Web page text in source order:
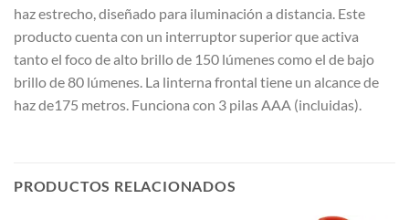
haz estrecho, diseñado para iluminación a distancia. Este
producto cuenta con un interruptor superior que activa
tanto el foco de alto brillo de 150 lúmenes como el de bajo
brillo de 80 lúmenes. La linterna frontal tiene un alcance de
haz de175 metros. Funciona con 3 pilas AAA (incluidas).
PRODUCTOS RELACIONADOS